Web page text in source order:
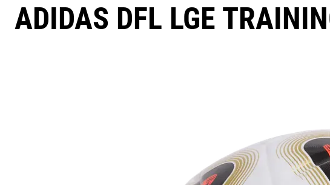
ADIDAS DFL LGE